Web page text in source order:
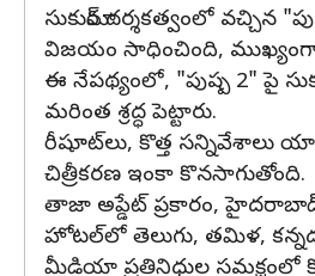
సుకుమార్ దర్శకత్వంలో వచ్చిన
విజయం సాధించింది,
ఈ నేపథ్యంలో, "పుష్ప 2" పై
మరింత శ్రద్ధ పెట్టారు.
రీషూట్‌లు, కొత్త సన్నివేశాలు
చిత్రీకరణ ఇంకా కొనసాగుతోంది.
తాజా అప్డేట్ ప్రకారం,
హోటల్‌లో తెలుగు, తమిళ,
మీడియా ప్రతినిధుల సమక్షంలో